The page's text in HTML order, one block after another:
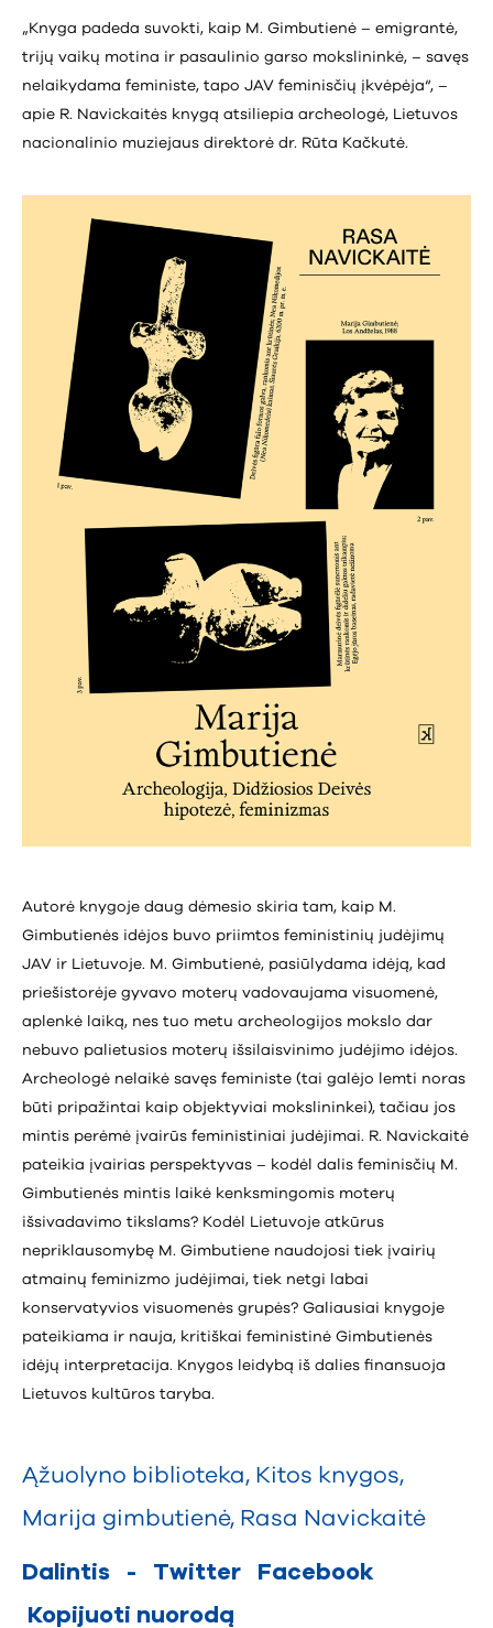
„Knyga padeda suvokti, kaip M. Gimbutienė – emigrantė,
trijų vaikų motina ir pasaulinio garso mokslininkė, – savęs
nelaikydama feministe, tapo JAV feminisčių įkvėpėja“, –
apie R. Navickaitės knygą atsiliepia archeologė, Lietuvos
nacionalinio muziejaus direktorė dr. Rūta Kačkutė.
Autorė knygoje daug dėmesio skiria tam, kaip M.
Gimbutienės idėjos buvo priimtos feministinių judėjimų
JAV ir Lietuvoje. M. Gimbutienė, pasiūlydama idėją, kad
priešistorėje gyvavo moterų vadovaujama visuomenė,
aplenkė laiką, nes tuo metu archeologijos mokslo dar
nebuvo palietusios moterų išsilaisvinimo judėjimo idėjos.
Archeologė nelaikė savęs feministe (tai galėjo lemti noras
būti pripažintai kaip objektyviai mokslininkei), tačiau jos
mintis perėmė įvairūs feministiniai judėjimai. R. Navickaitė
pateikia įvairias perspektyvas – kodėl dalis feminisčių M.
Gimbutienės mintis laikė kenksmingomis moterų
išsivadavimo tikslams? Kodėl Lietuvoje atkūrus
nepriklausomybę M. Gimbutiene naudojosi tiek įvairių
atmainų feminizmo judėjimai, tiek netgi labai
konservatyvios visuomenės grupės? Galiausiai knygoje
pateikiama ir nauja, kritiškai feministinė Gimbutienės
idėjų interpretacija. Knygos leidybą iš dalies finansuoja
Lietuvos kultūros taryba.
Ąžuolyno biblioteka, Kitos knygos,
Marija gimbutienė, Rasa Navickaitė
Dalintis - Twitter
Facebook
Kopijuoti nuorodą